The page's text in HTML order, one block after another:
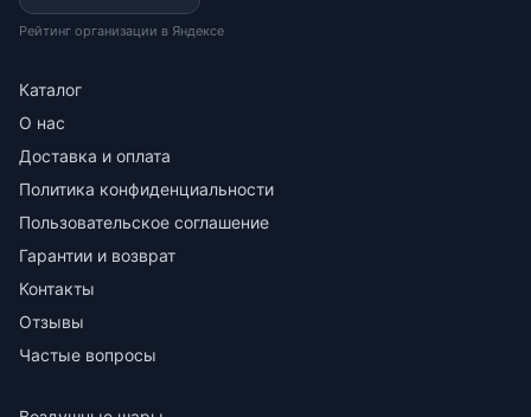
Рейтинг организации в Яндексе
Каталог
О нас
Доставка и оплата
Политика конфиденциальности
Пользовательское соглашение
Гарантии и возврат
Контакты
Отзывы
Частые вопросы